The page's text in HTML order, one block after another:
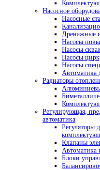
Насосное
Насосные
Дренажные
Насосы
Насосы
Насосы
Насосы
Автоматика
Радиаторы
Регулирующая,
автоматика
Регуляторы
Клапаны
Автоматика
Блоки